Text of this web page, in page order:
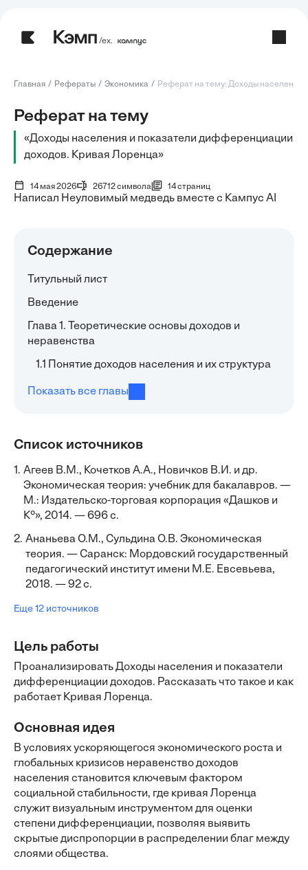
/ех.
Главная Рефераты Экономика Реферат на тему: Доходы населения
Реферат на тему
«Доходы населения и показатели дифференциации
доходов. Кривая Лоренца»
14 мая 2026 26712 символа 14 страниц
Написал Неуловимый медведь вместе с Кампус AI
Содержание
Титульный лист
Введение
Глава 1. Теоретические основы доходов и
неравенства
1.1 Понятие доходов населения и их структура
Показать все главы
Список источников
1. Агеев В.М., Кочетков А.А., Новичков В.И. и др.
Экономическая теория: учебник для бакалавров. —
М.: Издательско-торговая корпорация «Дашков и
К°», 2014. — 696 с.
2. Ананьева О.М., Сульдина О.В. Экономическая
теория. — Саранск: Мордовский государственный
педагогический институт имени М.Е. Евсевьева,
2018. — 92 с.
Еще 12 источников
Цель работы
Проанализировать Доходы населения и показатели
дифференциации доходов. Рассказать что такое и как
работает Кривая Лоренца.
Основная идея
В условиях ускоряющегося экономического роста и
глобальных кризисов неравенство доходов
населения становится ключевым фактором
социальной стабильности, где кривая Лоренца
служит визуальным инструментом для оценки
степени дифференциации, позволяя выявить
скрытые диспропорции в распределении благ между
слоями общества.